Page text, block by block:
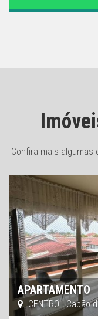
Confira mais algumas
APARTAMENTO
CENTRO - Capão